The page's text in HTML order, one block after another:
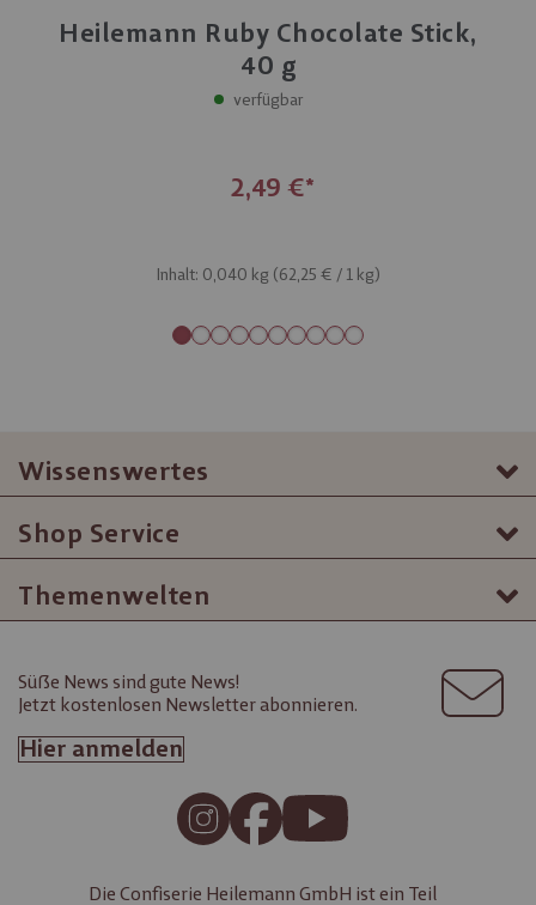
Heilemann Ruby Chocolate Stick,
40 g
verfügbar
2,49 €
Inhalt: 0,040 kg (62,25 € / 1 kg)
Wissenswertes
Shop Service
Themenwelten
Süße News sind gute News!
Jetzt kostenlosen Newsletter abonnieren.
Hier anmelden
Die Confiserie Heilemann GmbH ist ein Teil